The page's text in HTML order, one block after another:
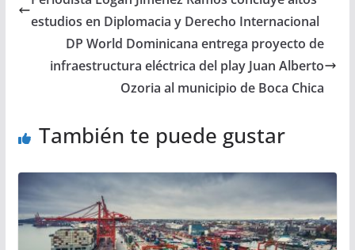
estudios en Diplomacia y Derecho Internacional
DP World Dominicana entrega proyecto de
infraestructura eléctrica del play Juan Alberto
Ozoria al municipio de Boca Chica
También te puede gustar